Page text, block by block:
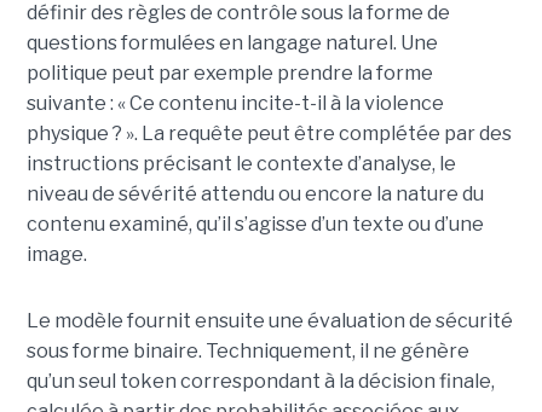
définir des règles de contrôle sous la forme de
questions formulées en langage naturel. Une
politique peut par exemple prendre la forme
suivante : « Ce contenu incite-t-il à la violence
physique ? ». La requête peut être complétée par des
instructions précisant le contexte d’analyse, le
niveau de sévérité attendu ou encore la nature du
contenu examiné, qu’il s’agisse d’un texte ou d’une
image.
Le modèle fournit ensuite une évaluation de sécurité
sous forme binaire. Techniquement, il ne génère
qu’un seul token correspondant à la décision finale,